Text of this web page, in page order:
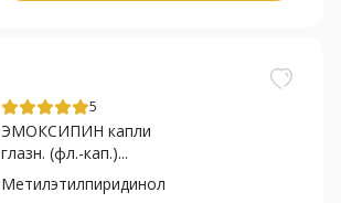
5
ЭМОКСИПИН капли
глазн. (фл.-кап.)...
Метилэтилпиридинол